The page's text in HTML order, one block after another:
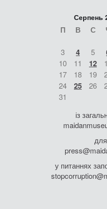
Серпень
П В С
3 4 5
10
11 12
17
18 19
24
25 26
31
із
у питаннях